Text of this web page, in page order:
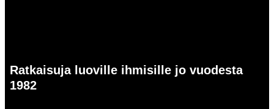
Ratkaisuja luoville ihmisille jo vuodesta
1982